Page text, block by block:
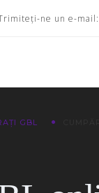
ne un e-mail:
GBL